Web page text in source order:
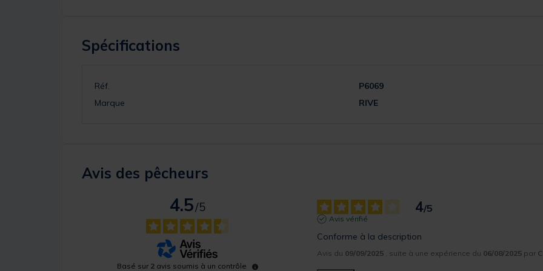
Spécifications
Réf.
P6069
Marque
RIVE
Avis des pêcheurs
4.5
/5
Basé sur 2 avis soumis à un contrôle
4/5
Avis vérifié
Conforme à la description
Avis du 09/09/2025 , suite à une expérience du 06/08/2025 par